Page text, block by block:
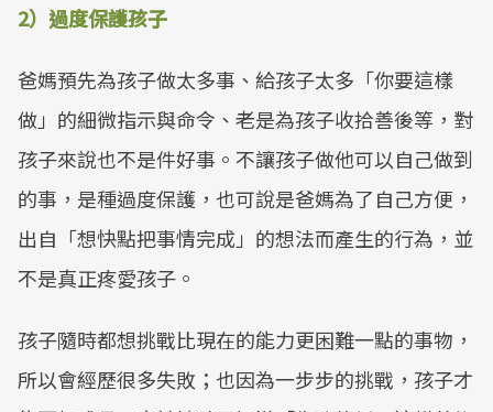
2）過度保護孩子
爸媽預先為孩子做太多事、給孩子太多「你要這樣
做」的細微指示與命令、老是為孩子收拾善後等，對
孩子來說也不是件好事。不讓孩子做他可以自己做到
的事，是種過度保護，也可說是爸媽為了自己方便，
出自「想快點把事情完成」的想法而產生的行為，並
不是真正疼愛孩子。
孩子隨時都想挑戰比現在的能力更困難一點的事物，
所以會經歷很多失敗；也因為一步步的挑戰，孩子才